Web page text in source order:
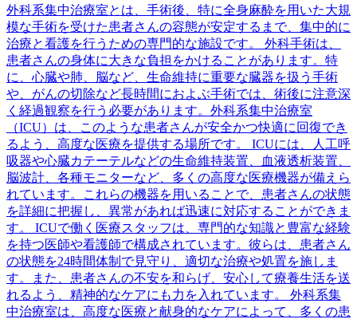
外科系集中治療室とは、手術後、特に全身麻酔を用いた大規
模な手術を受けた患者さんの容態が安定するまで、集中的に
治療と看護を行うための専門的な施設です。 外科手術は、
患者さんの身体に大きな負担をかけることがあります。特
に、心臓や肺、脳など、生命維持に重要な臓器を扱う手術
や、がんの切除など長時間におよぶ手術では、術後に注意深
く経過観察を行う必要があります。外科系集中治療室
（ICU）は、このような患者さんが安全かつ快適に回復でき
るよう、高度な医療を提供する場所です。 ICUには、人工呼
吸器や心臓カテーテルなどの生命維持装置、血液透析装置、
脳波計、各種モニターなど、多くの高度な医療機器が備えら
れています。これらの機器を用いることで、患者さんの状態
を詳細に把握し、異常があれば迅速に対応することができま
す。 ICUで働く医療スタッフは、専門的な知識と豊富な経験
を持つ医師や看護師で構成されています。彼らは、患者さん
の状態を24時間体制で見守り、適切な治療や処置を施しま
す。また、患者さんの不安を和らげ、安心して療養生活を送
れるよう、精神的なケアにも力を入れています。 外科系集
中治療室は、高度な医療と献身的なケアによって、多くの患